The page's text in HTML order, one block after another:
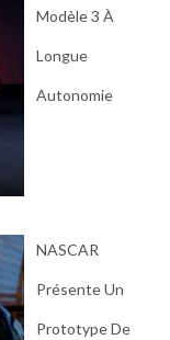
Modèle 3 À
Longue
Autonomie
NASCAR
Présente Un
Prototype De